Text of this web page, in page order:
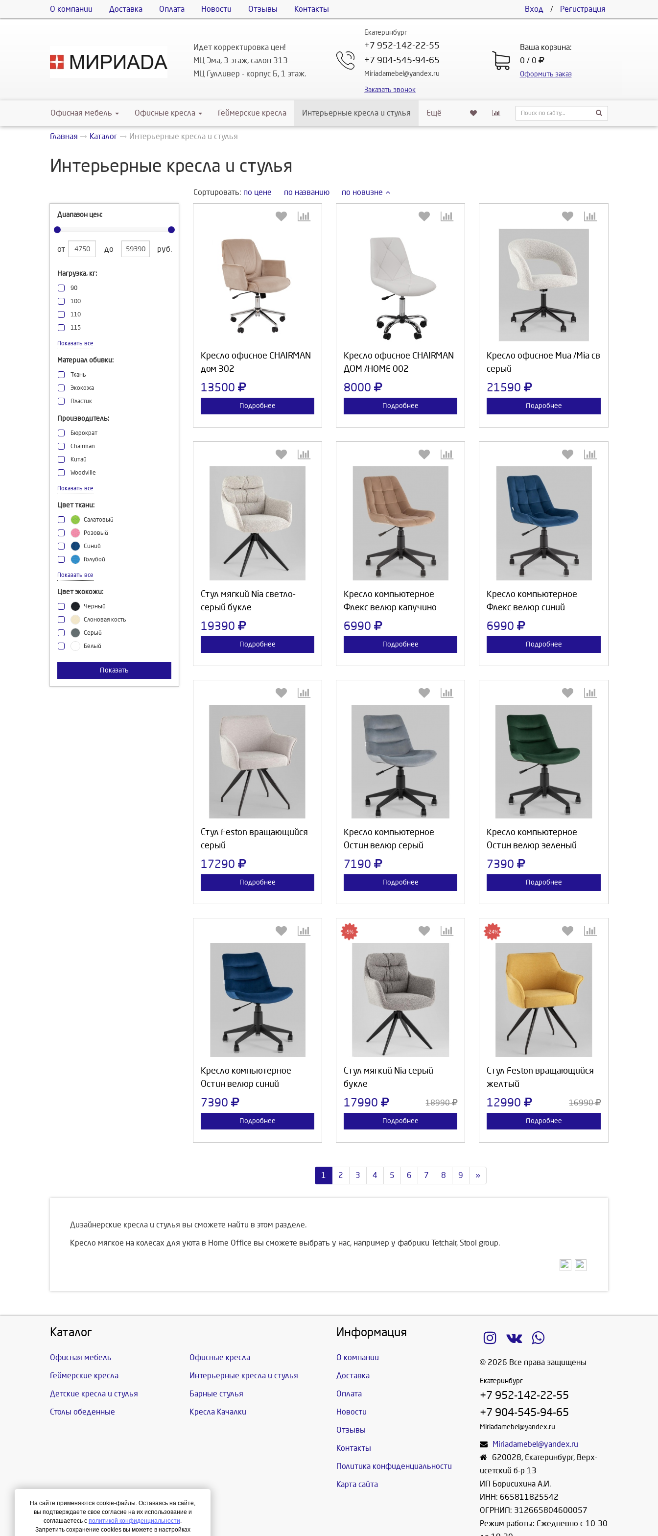
О компании Доставка Оплата Новости Отзывы Контакты Вход / Регистрация
Идет корректировка цен!
МЦ Эма, 3 этаж, салон 313
МЦ Гулливер - корпус Б, 1 этаж.
Екатеринбург
+7 952-142-22-55
+7 904-545-94-65
Miriadamebel@yandex.ru
Заказать звонок
Ваша корзина:
0 / 0
Оформить заказ
Офисная мебель Офисные кресла Геймерские кресла Интерьерные кресла и стулья Ещё
Главная Каталог Интерьерные кресла и стулья
Интерьерные кресла и стулья
Сортировать: по цене по названию по новизне
Диапазон цен:
от до руб.
Нагрузка, кг:
90
100
110
115
120
Показать все
Материал обивки:
Ткань
Экокожа
Пластик
Производитель:
Бюрократ
Chairman
Китай
Woodville
AksHome
Показать все
Цвет ткани:
Салатовый
Розовый
Синий
Голубой
Серый
Бирюза
Показать все
Цвет экокожи:
Черный
Слоновая кость
Серый
Белый
Показать
Кресло офисное CHAIRMAN
дом 302
13500
Подробнее
Выберите количество:
Продолжить
Кресло офисное CHAIRMAN
ДОМ /HOME 002
8000
Подробнее
Выберите количество:
Продолжить Отмена
Кресло офисное Миа /Mia св
серый
21590
Подробнее
Выберите количество:
Стул мягкий Nia светло-
серый букле
19390
Подробнее
Выберите количество:
Продолжить Отмена
Кресло компьютерное
Флекс велюр капучино
6990
Подробнее
Выберите количество:
Продолжить Отмена
Кресло компьютерное
Флекс велюр синий
6990
Подробнее
Выберите количество:
Продолжить Отмена
Стул Feston вращающийся
серый
17290
Подробнее
Выберите количество:
Продолжить Отмена
Кресло компьютерное
Остин велюр серый
7190
Подробнее
Выберите количество:
Продолжить Отмена
Кресло компьютерное
Остин велюр зеленый
7390
Подробнее
Выберите количество:
Продолжить Отмена
Кресло компьютерное
Остин велюр синий
7390
Подробнее
Выберите количество:
Продолжить Отмена
Стул мягкий Nia серый
букле
-5%
17990 18990
Подробнее
Выберите количество:
Продолжить Отмена
Стул Feston вращающийся
желтый
-24%
12990 16990
Подробнее
Выберите количество:
Продолжить Отмена
1 2 3 4 5 6 7 8 9 »
Дизайнерские кресла и стулья вы сможете найти в этом разделе.
Кресло мягкое на колесах для уюта в Home Office вы сможете выбрать у нас, например у фабрики Tetchair, Stool group.
Каталог
Офисная мебель Офисные кресла
Геймерские кресла Интерьерные кресла и стулья
Детские кресла и стулья Барные стулья
Столы обеденные Кресла Качалки
Информация
О компании
Доставка
Оплата
Новости
Отзывы
Контакты
Политика конфиденциальности
Карта сайта
© 2026 Все права защищены
Екатеринбург
+7 952-142-22-55
+7 904-545-94-65
Miriadamebel@yandex.ru
Miriadamebel@yandex.ru
620028, Екатеринбург, Верх-
исетский б-р 13
ИП Борисихина А.И.
ИНН: 665811825542
ОГРНИП: 312665804600057
Режим работы: Ежедневно с 10-30
На сайте применяются cookie-файлы. Оставаясь на сайте,
вы подтверждаете свое согласие на их использование и
соглашаетесь с политикой конфиденциальности.
Запретить сохранение cookies вы можете в настройках